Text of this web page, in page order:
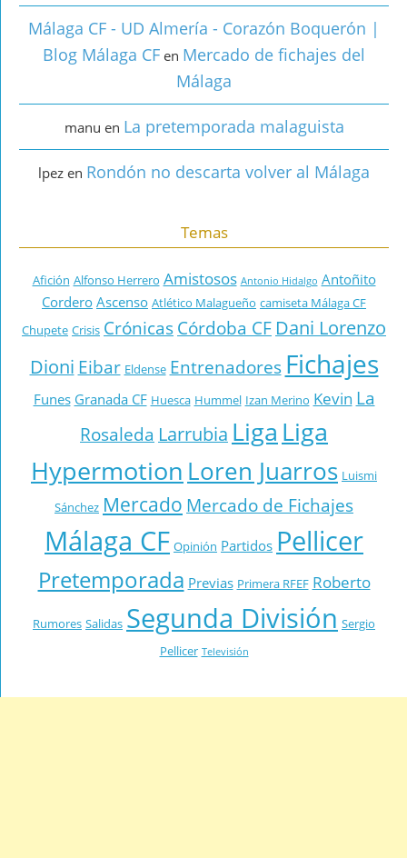
Málaga CF - UD Almería - Corazón Boquerón |
Blog Málaga CF en Mercado de fichajes del
Málaga
manu en La pretemporada malaguista
lpez en Rondón no descarta volver al Málaga
Temas
Afición Alfonso Herrero Amistosos Antonio Hidalgo Antoñito
CorderoAscenso Atlético Malagueño camiseta Málaga CF
Chupete Crisis Crónicas Córdoba CF Dani Lorenzo
Dioni Eibar Eldense Entrenadores Fichajes
Funes Granada CF Huesca Hummel Izan Merino Kevin La
Rosaleda Larrubia Liga Liga
Hypermotion Loren Juarros Luismi
Sánchez Mercado Mercado de Fichajes
Málaga CF Opinión Partidos Pellicer
Pretemporada Previas Primera RFEF Roberto
Rumores Salidas Segunda División Sergio
Pellicer Televisión